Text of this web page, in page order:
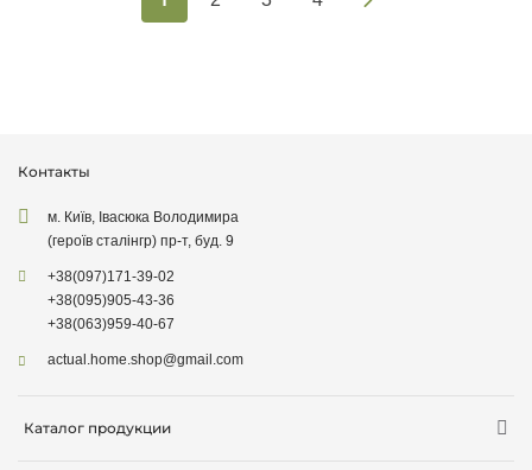
Контакты
м. Київ, Івасюка Володимира
(героїв сталінгр) пр-т, буд. 9
+38(097)171-39-02
+38(095)905-43-36
+38(063)959-40-67
actual.home.shop@gmail.com
Каталог продукции